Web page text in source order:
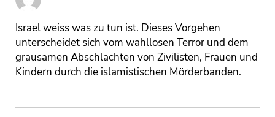
Israel weiss was zu tun ist. Dieses Vorgehen
unterscheidet sich vom wahllosen Terror und dem
grausamen Abschlachten von Zivilisten, Frauen und
Kindern durch die islamistischen Mörderbanden.